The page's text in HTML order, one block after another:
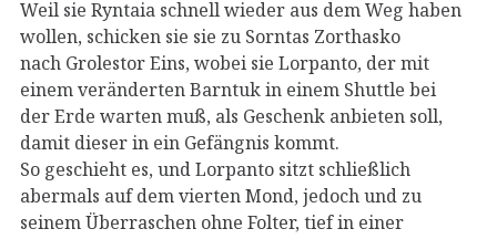
Weil sie Ryntaia schnell wieder aus dem Weg haben
wollen, schicken sie sie zu Sorntas Zorthasko
nach Grolestor Eins, wobei sie Lorpanto, der mit
einem veränderten Barntuk in einem Shuttle bei
der Erde warten muß, als Geschenk anbieten soll,
damit dieser in ein Gefängnis kommt.
So geschieht es, und Lorpanto sitzt schließlich
abermals auf dem vierten Mond, jedoch und zu
seinem Überraschen ohne Folter, tief in einer